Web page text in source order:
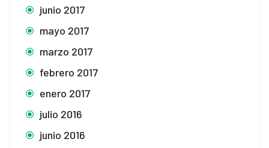
junio 2017
mayo 2017
marzo 2017
febrero 2017
enero 2017
julio 2016
junio 2016